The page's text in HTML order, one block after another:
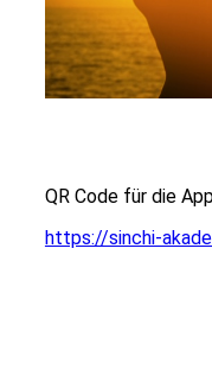
QR Code für die
https://sinchi-